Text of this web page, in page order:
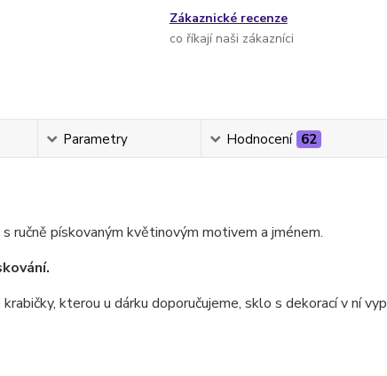
Zákaznické recenze
co říkají naši zákazníci
Parametry Hodnocení 62
s ručně pískovaným květinovým motivem a jménem.
kterou u dárku doporučujeme, sklo s dekorací v ní